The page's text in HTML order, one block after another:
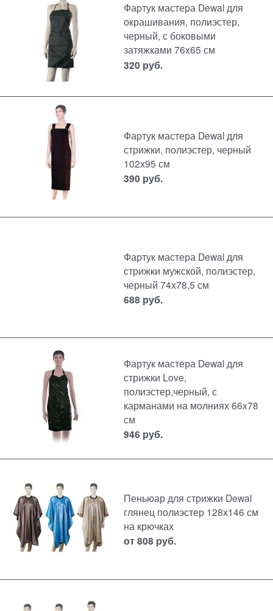
Фартук мастера Dewal для
окрашивания, полиэстер,
черный, с боковыми
затяжками 76x65 см
320 руб.
Фартук мастера Dewal для
стрижки, полиэстер, черный
102х95 см
390 руб.
Фартук мастера Dewal для
стрижки мужской, полиэстер,
черный 74х78,5 см
688 руб.
Фартук мастера Dewal для
стрижки Love,
полиэстер,черный, с
карманами на молниях 66x78
см
946 руб.
Пеньюар для стрижки Dewal
глянец полиэстер 128х146 см
на крючках
от808 руб.